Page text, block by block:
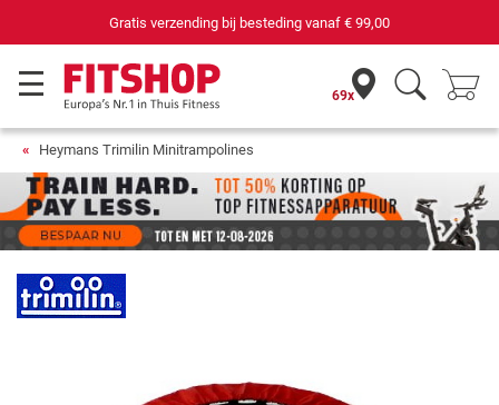
Gratis verzending bij besteding vanaf € 99,00
69x
Heymans Trimilin Minitrampolines